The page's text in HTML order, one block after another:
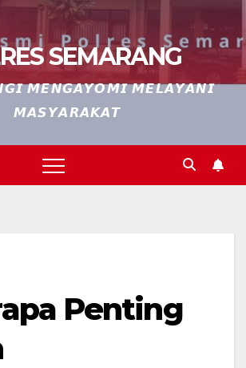
SEMARANG
𝙈𝙀𝙉𝙂𝘼𝙔𝙊𝙈𝙄 𝙈𝙀𝙇𝘼𝙔𝘼𝙉𝙄
𝙈𝘼𝙎𝙔𝘼𝙍𝘼𝙆𝘼𝙏
Penting